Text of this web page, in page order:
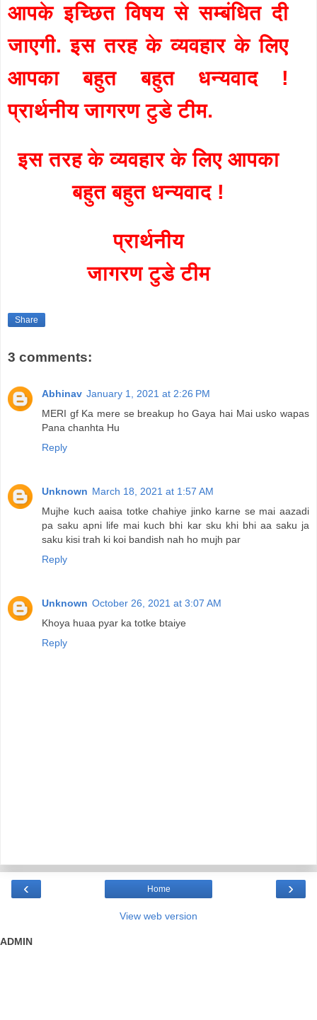
आपके इच्छित विषय से सम्बंधित दी
जाएगी. इस तरह के व्यवहार के लिए
आपका बहुत बहुत धन्यवाद !
प्रार्थनीय जागरण टुडे टीम.
इस तरह के व्यवहार के लिए आपका
बहुत बहुत धन्यवाद !
प्रार्थनीय
जागरण टुडे टीम
Share
3 comments:
Abhinav January 1, 2021 at 2:26 PM
MERI gf Ka mere se breakup ho Gaya hai Mai usko wapas
Pana chanhta Hu
Reply
Unknown March 18, 2021 at 1:57 AM
Mujhe kuch aaisa totke chahiye jinko karne se mai aazadi
pa saku apni life mai kuch bhi kar sku khi bhi aa saku ja
saku kisi trah ki koi bandish nah ho mujh par
Reply
Unknown October 26, 2021 at 3:07 AM
Khoya huaa pyar ka totke btaiye
Reply
‹ ›
Home
View web version
ADMIN